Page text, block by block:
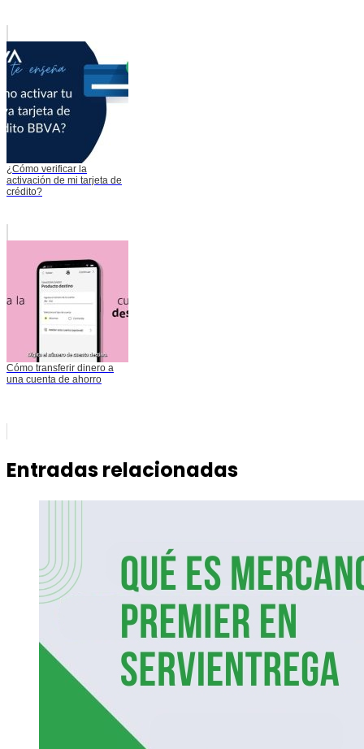
¿Cómo verificar la
activación de mi tarjeta de
crédito?
Cómo transferir dinero a
una cuenta de ahorro
Entradas relacionadas